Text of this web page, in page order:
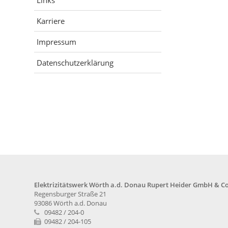
Karriere
Impressum
Datenschutzerklärung
Elektrizitätswerk Wörth a.d. Donau Rupert Heider GmbH &
Regensburger Straße 21
93086 Wörth a.d. Donau
09482 / 204-0
09482 / 204-105